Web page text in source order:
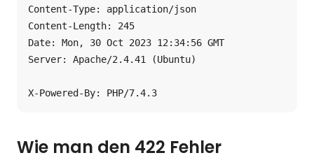
Content-Type: application/json
Content-Length: 245
Date: Mon, 30 Oct 2023 12:34:56 GMT
Server: Apache/2.4.41 (Ubuntu)
X-Powered-By: PHP/7.4.3
Wie man den 422 Fehler